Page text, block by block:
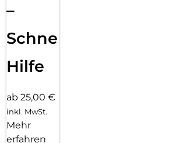
–
Schnelle
Hilfe
ab 25,00 €
inkl. MwSt.
Mehr
erfahren